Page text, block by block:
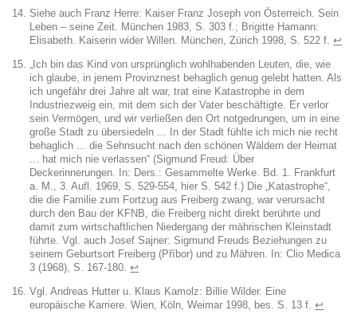
Siehe auch Franz Herre: Kaiser Franz Joseph von Österreich. Sein
Leben – seine Zeit. München 1983, S. 303 f.; Brigitte Hamann:
Elisabeth. Kaiserin wider Willen. München, Zürich 1998, S. 522 f.↩︎
„Ich bin das Kind von ursprünglich wohlhabenden Leuten, die, wie
ich glaube, in jenem Provinznest behaglich genug gelebt hatten. Als
ich ungefähr drei Jahre alt war, trat eine Katastrophe in dem
Industriezweig ein, mit dem sich der Vater beschäftigte. Er verlor
sein Vermögen, und wir verließen den Ort notgedrungen, um in eine
große Stadt zu übersiedeln ... In der Stadt fühlte ich mich nie recht
behaglich ... die Sehnsucht nach den schönen Wäldern der Heimat
... hat mich nie verlassen“ (Sigmund Freud: Über
Deckerinnerungen. In: Ders.: Gesammelte Werke. Bd. 1. Frankfurt
a. M., 3. Aufl. 1969, S. 529-554, hier S. 542 f.) Die „Katastrophe“,
die die Familie zum Fortzug aus Freiberg zwang, war verursacht
durch den Bau der KFNB, die Freiberg nicht direkt berührte und
damit zum wirtschaftlichen Niedergang der mährischen Kleinstadt
führte. Vgl. auch Josef Sajner: Sigmund Freuds Beziehungen zu
seinem Geburtsort Freiberg (Příbor) und zu Mähren. In: Clio Medica
3 (1968), S. 167-180.↩︎
Vgl. Andreas Hutter u. Klaus Kamolz: Billie Wilder. Eine
europäische Karriere. Wien, Köln, Weimar 1998, bes. S. 13 f.↩︎